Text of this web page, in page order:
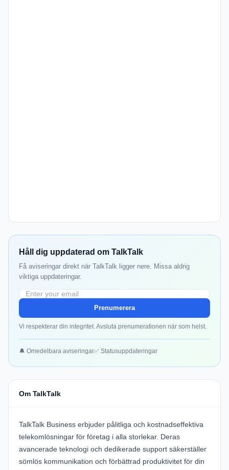
Håll dig uppdaterad om TalkTalk
Få aviseringar direkt när TalkTalk ligger nere. Missa aldrig
viktiga uppdateringar.
Prenumerera
Vi respekterar din integritet. Avsluta prenumerationen när som helst.
🔔 Omedelbara aviseringar✅ Statusuppdateringar
Om TalkTalk
TalkTalk Business erbjuder pålitliga och kostnadseffektiva
telekomlösningar för företag i alla storlekar. Deras
avancerade teknologi och dedikerade support säkerställer
sömlös kommunikation och förbättrad produktivitet för din